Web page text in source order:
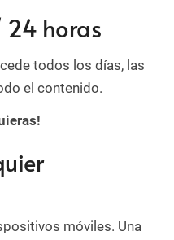
24 horas
todos los días, las
el contenido.
móviles. Una